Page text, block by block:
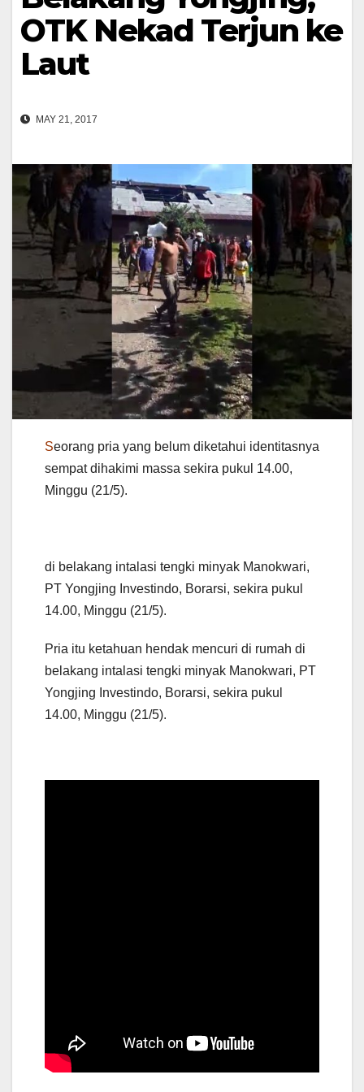
OTK Nekad Terjun ke
Laut
MAY 21, 2017
Seorang pria yang belum diketahui identitasnya
sempat dihakimi massa sekira pukul 14.00,
Minggu (21/5).
di belakang intalasi tengki minyak Manokwari,
PT Yongjing Investindo, Borarsi, sekira pukul
14.00, Minggu (21/5).
Pria itu ketahuan hendak mencuri di rumah di
belakang intalasi tengki minyak Manokwari, PT
Yongjing Investindo, Borarsi, sekira pukul
14.00, Minggu (21/5).